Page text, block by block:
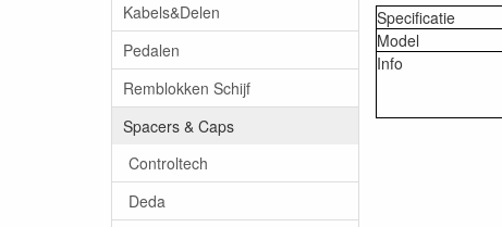
Kabels&Delen
Pedalen
Remblokken Schijf
Spacers & Caps
Controltech
Deda
Specificatie
Model
Info